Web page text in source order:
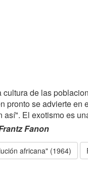
de las
pronto se advierte en
El exotismo es
Fanon
africana" (1964)